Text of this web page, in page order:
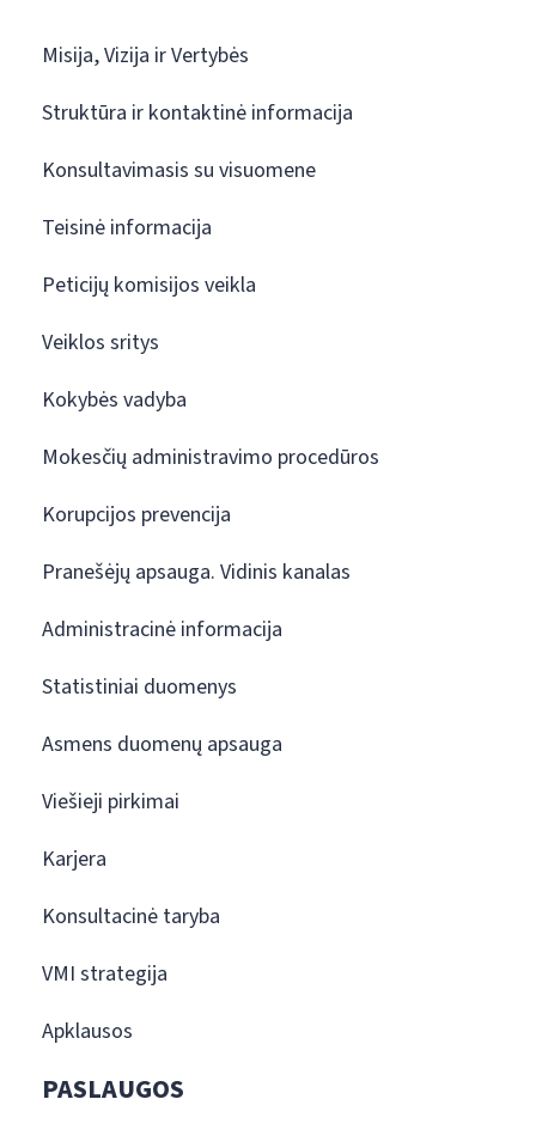
Misija, Vizija ir Vertybės
Struktūra ir kontaktinė informacija
Konsultavimasis su visuomene
Teisinė informacija
Peticijų komisijos veikla
Veiklos sritys
Kokybės vadyba
Mokesčių administravimo procedūros
Korupcijos prevencija
Pranešėjų apsauga. Vidinis kanalas
Administracinė informacija
Statistiniai duomenys
Asmens duomenų apsauga
Viešieji pirkimai
Karjera
Konsultacinė taryba
VMI strategija
Apklausos
PASLAUGOS